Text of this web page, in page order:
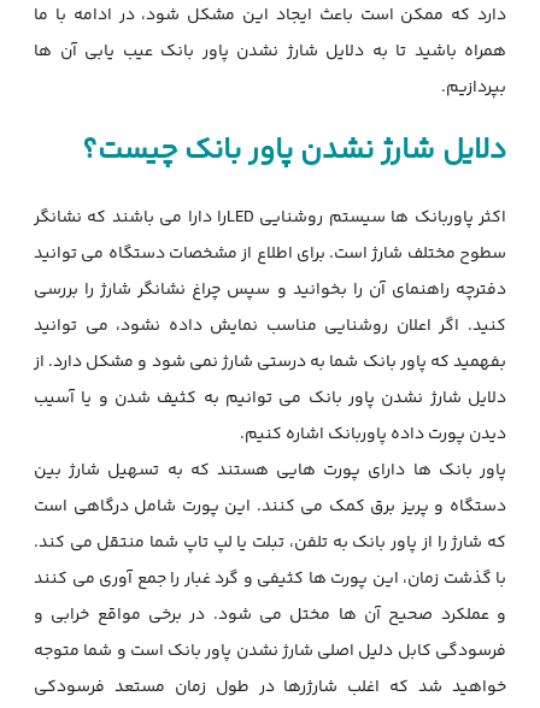
دارد که ممکن است باعث ایجاد این مشکل شود، در ادامه با ما
همراه باشید تا به دلایل شارژ نشدن پاور بانک عیب یابی آن ها
بپردازیم.
دلایل شارژ نشدن پاور بانک چیست؟
اکثر پاوربانک ها سیستم روشنایی LEDرا دارا می باشند که نشانگر
سطوح مختلف شارژ است. برای اطلاع از مشخصات دستگاه می توانید
دفترچه راهنمای آن را بخوانید و سپس چراغ نشانگر شارژ را بررسی
کنید. اگر اعلان روشنایی مناسب نمایش داده نشود، می توانید
بفهمید که پاور بانک شما به درستی شارژ نمی شود و مشکل دارد. از
دلایل شارژ نشدن پاور بانک می توانیم به کثیف شدن و یا آسیب
دیدن پورت داده پاوربانک اشاره کنیم.
پاور بانک ها دارای پورت هایی هستند که به تسهیل شارژ بین
دستگاه و پریز برق کمک می کنند. این پورت شامل درگاهی است
که شارژ را از پاور بانک به تلفن، تبلت یا لپ تاپ شما منتقل می کند.
با گذشت زمان، این پورت ها کثیفی و گرد غبار را جمع آوری می کنند
و عملکرد صحیح آن ها مختل می شود. در برخی مواقع خرابی و
فرسودگی کابل دلیل اصلی شارژ نشدن پاور بانک است و شما متوجه
خواهید شد که اغلب شارژرها در طول زمان مستعد فرسودکی